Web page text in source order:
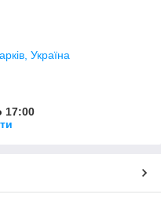
Україна
17:00